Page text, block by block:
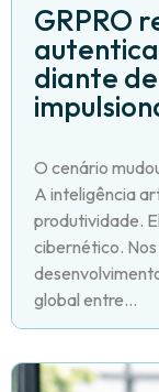
GRPRO
diante
O cenário
A inteligência
produtividade.
cibernético.
global entre...